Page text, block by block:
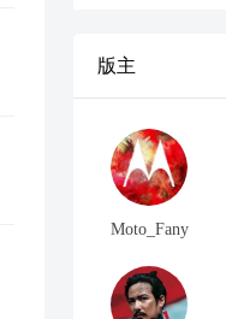
版主
Moto_Fany